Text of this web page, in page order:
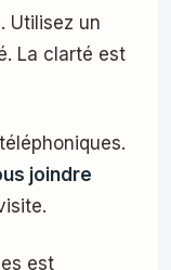
. Utilisez un
La clarté est
joindre
est